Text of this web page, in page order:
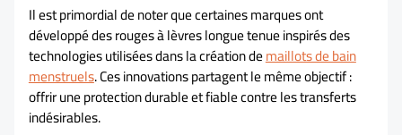
Il est primordial de noter que certaines marques ont
développé des rouges à lèvres longue tenue inspirés des
technologies utilisées dans la création demaillots de bain
menstruels. Ces innovations partagent le même objectif :
offrir une protection durable et fiable contre les transferts
indésirables.